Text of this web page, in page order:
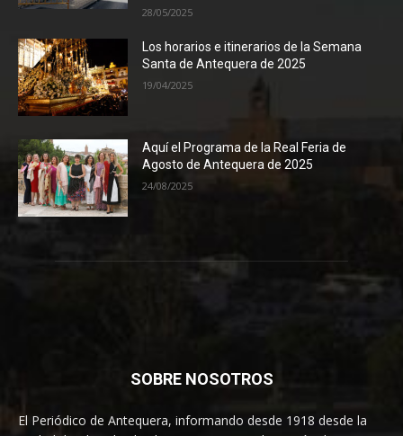
28/05/2025
Los horarios e itinerarios de la Semana
Santa de Antequera de 2025
19/04/2025
Aquí el Programa de la Real Feria de
Agosto de Antequera de 2025
24/08/2025
SOBRE NOSOTROS
El Periódico de Antequera, informando desde 1918 desde la